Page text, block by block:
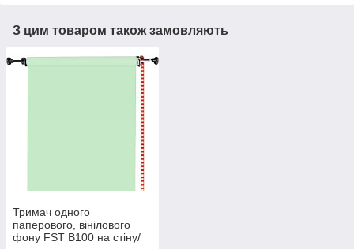
З цим товаром також замовляють
Тримач одного
паперового, вінілового
фону FST B100 на стіну/